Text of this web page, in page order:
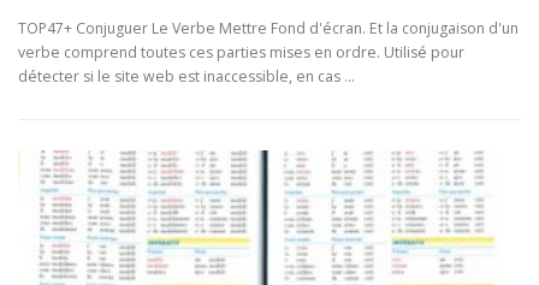
TOP47+ Conjuguer Le Verbe Mettre Fond d'écran. Et la conjugaison d'un
verbe comprend toutes ces parties mises en ordre. Utilisé pour
détecter si le site web est inaccessible, en cas …